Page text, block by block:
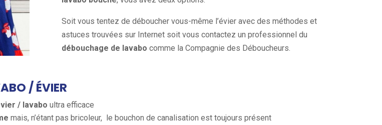
Soit vous tentez de déboucher vous-même l’évier avec des méthodes et
astuces trouvées sur Internet soit vous contactez un professionnel du
débouchage de lavabo comme la Compagnie des Déboucheurs.
/ ÉVIER
/ lavabo ultra efficace
mais, n’étant pas bricoleur, le bouchon de canalisation est toujours présent